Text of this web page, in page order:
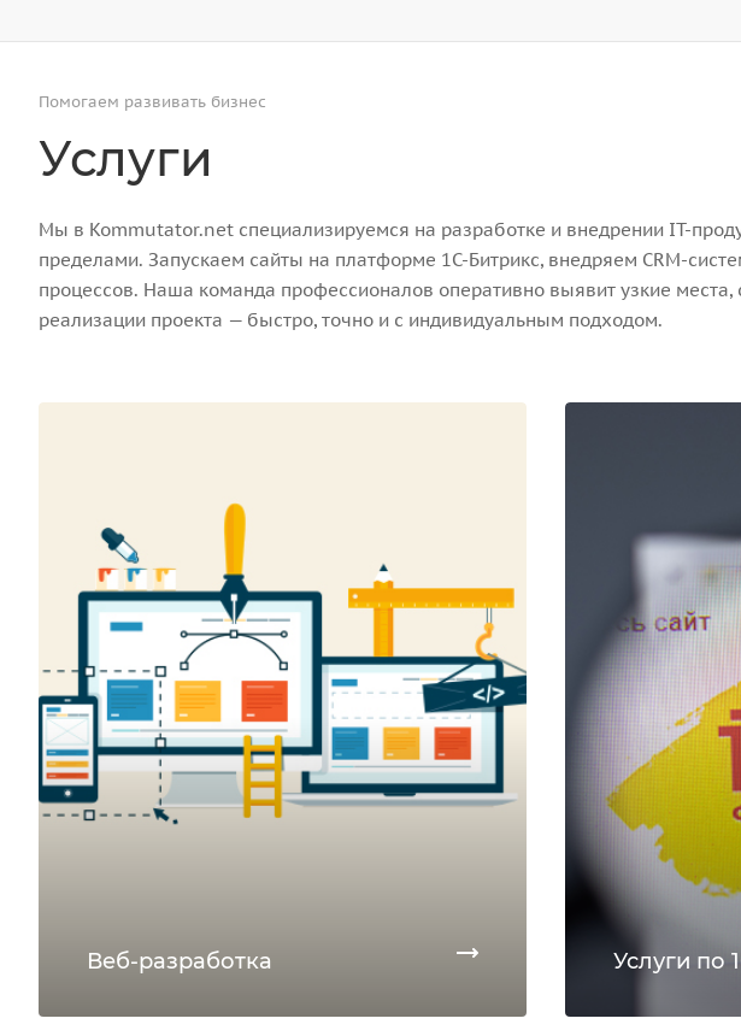
Помогаем развивать бизнес
Услуги
Мы в Kommutator.net специализируемся на разработке и внедрении IT-
пределами. Запускаем сайты на платформе 1С-Битрикс, внедряем CRM-
процессов. Наша команда профессионалов оперативно выявит узкие места,
реализации проекта — быстро, точно и с индивидуальным подходом.
Веб-разработка Услуги по